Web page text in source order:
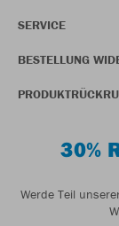
SERVICE
BESTELLUNG
30%
Werde Teil